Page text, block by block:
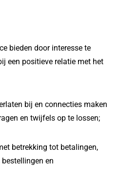
bieden door interesse te
een positieve relatie met het
bij en connecties maken
en twijfels op te lossen;
betrekking tot betalingen,
en